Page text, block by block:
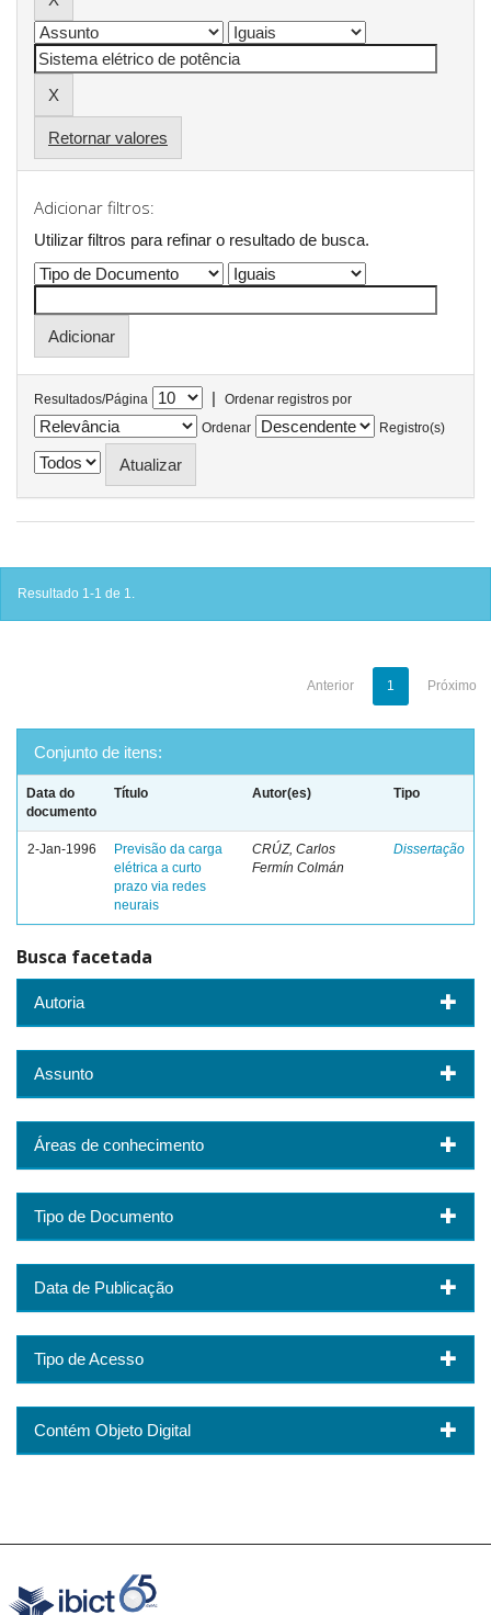
Retornar valores
Adicionar filtros:
Utilizar filtros para refinar o resultado de busca.
Resultados/Página |
Ordenar registros por
Ordenar
Registro(s)
Resultado 1-1 de 1.
Anterior 1 Próximo
Conjunto de itens:
Data do
documento
Título Autor(es) Tipo
2-Jan-1996
Previsão da carga
elétrica a curto
prazo via redes
neurais
CRÚZ, Carlos
Fermín Colmán
Dissertação
Busca facetada
Autoria
Assunto
Áreas de conhecimento
Tipo de Documento
Data de Publicação
Tipo de Acesso
Contém Objeto Digital